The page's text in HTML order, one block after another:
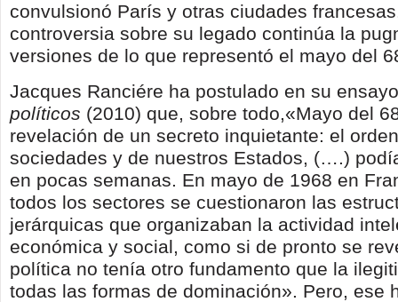
convulsionó París y otras ciudades
controversia sobre su legado continúa la
versiones de lo que representó el mayo del
Jacques Ranciére ha postulado en su
políticos (2010) que, sobre todo,«Mayo del
revelación de un secreto inquietante: el
sociedades y de nuestros Estados, (….)
en pocas semanas. En mayo de 1968 en
todos los sectores se cuestionaron las
jerárquicas que organizaban la actividad
económica y social, como si de pronto se
política no tenía otro fundamento que la
todas las formas de dominación». Pero, ese